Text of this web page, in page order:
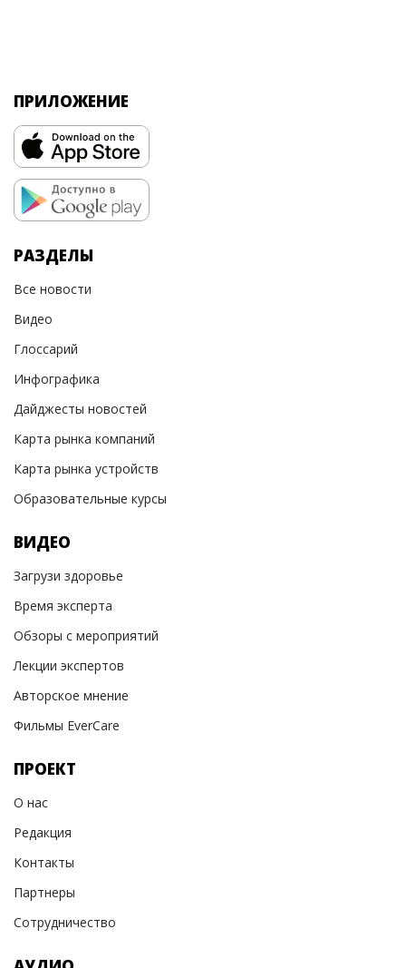
ПРИЛОЖЕНИЕ
РАЗДЕЛЫ
Все новости
Видео
Глоссарий
Инфографика
Дайджесты новостей
Карта рынка компаний
Карта рынка устройств
Образовательные курсы
ВИДЕО
Загрузи здоровье
Время эксперта
Обзоры с мероприятий
Лекции экспертов
Авторское мнение
Фильмы EverCare
ПРОЕКТ
О нас
Редакция
Контакты
Партнеры
Сотрудничество